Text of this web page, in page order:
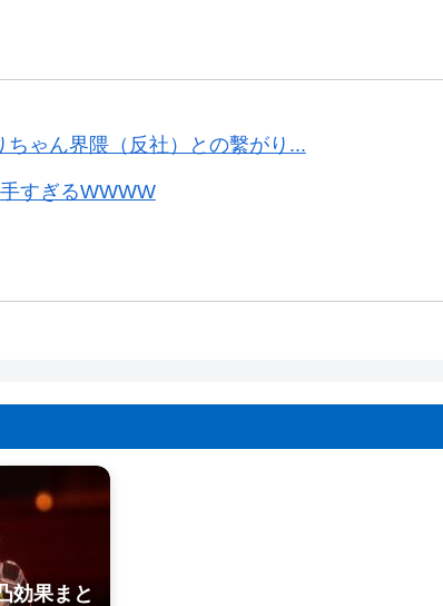
ゃん界隈（反社）との繫がり...
すぎるWWWW
たいな奴の中で過ごしてねー...
まる時に併用してほし...
効果まと